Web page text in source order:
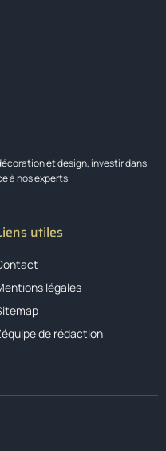
et design, investir dans
à nos experts.
utiles
légales
de rédaction